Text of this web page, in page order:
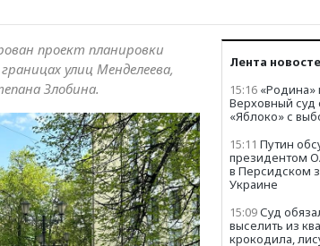
Лента
15:16 «Родина»
Верховный суд
«Яблоко» с
15:11 Путин
президентом
в Персидском
Украине
15:09Суд
выселить из
крокодила,
проект планировки
улиц Менделеева,
Злобина.